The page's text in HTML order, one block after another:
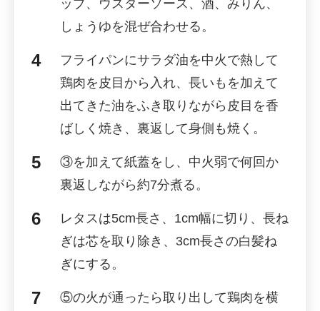
ップ、ウスターソース、酒、みりん、
しょうゆを混ぜ合わせる。
フライパンにサラダ油を中火で熱して
鶏肉を皮目から入れ、長いもを加えて
出てきた油をふき取りながら皮目を香
ばしく焼き、裏返して身側も焼く。
③を加えて紙蓋をし、中火弱で何回か
裏返しながら約7分煮る。
レタスは5cm長さ、1cm幅に切り、長ね
ぎは芯を取り除き、3cm長さの白髪ね
ぎにする。
⑤の火が通ったら取り出して鶏肉を横